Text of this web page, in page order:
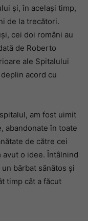
și, în același timp,
de la trecători.
cei doi români au
de Roberto
ale Spitalului
acord cu
am fost uimit
abandonate în toate
de către cei
o idee. Întâlnind
bărbat sănătos și
timp cât a făcut